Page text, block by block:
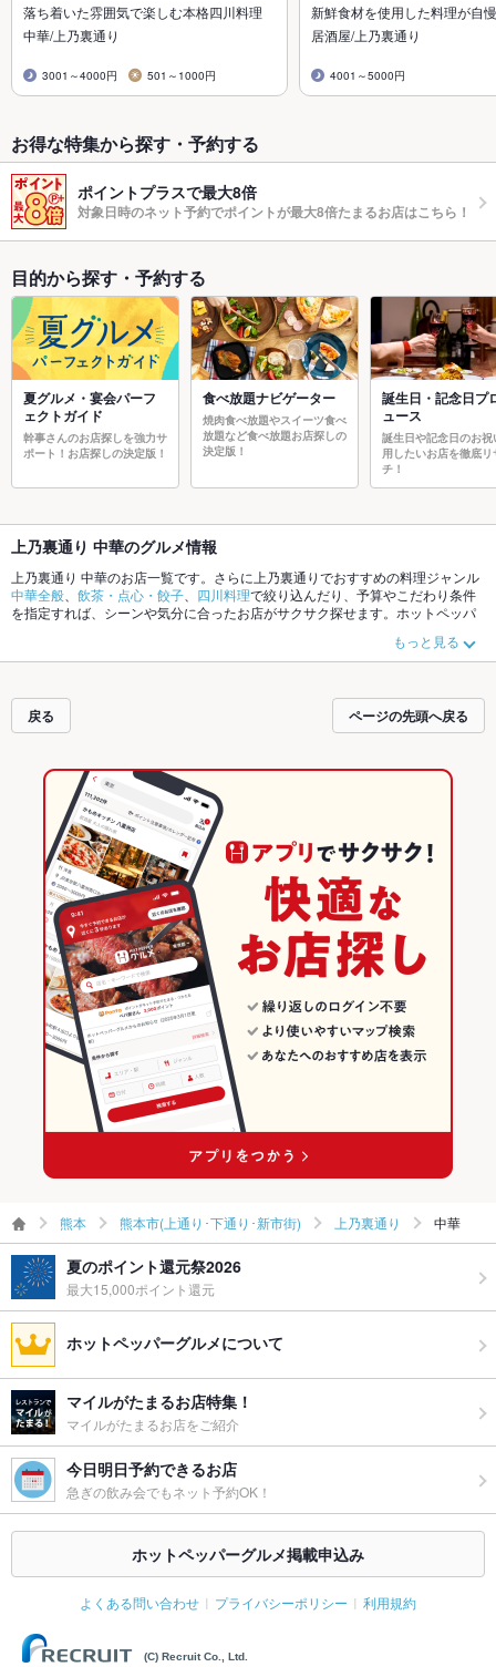
落ち着いた雰囲気で楽しむ本格四川料理
中華/上乃裏通り
3001～4000円 501～1000円
新鮮食材を使用した料理が自
居酒屋/上乃裏通り
4001～5000円
お得な特集から探す・予約する
ポイントプラスで最大8倍
対象日時のネット予約でポイントが最大8倍たまるお店はこちら！
目的から探す・予約する
夏グルメ・宴会パーフ
ェクトガイド
幹事さんのお店探しを強力サ
ポート！お店探しの決定版！
食べ放題ナビゲーター
焼肉食べ放題やスイーツ食べ
放題など食べ放題お店探しの
決定版！
誕生日・記念日プ
ュース
誕生日や記念日のお祝
用したいお店を徹底リ
チ！
上乃裏通り 中華のグルメ情報
上乃裏通り 中華のお店一覧です。さらに上乃裏通りでおすすめの料理ジャンル
中華全般
飲茶・点心・餃子 四川料理で絞り込んだり、予算やこだわり条件
を指定すれば、シーンや気分に合ったお店がサクサク探せます。ホットペッパ
め料理など、お店の最新情報をご紹介しているので安心！24時間使える簡単便
利なネット予約が使えるお店も拡大中です。友達どうしの飲み会にも、会社の
用ください。
もっと見る
戻る ページの先頭へ戻る
熊本 熊本市(上通り･下通り･新市街) 上乃裏通り 中華
夏のポイント還元祭2026
最大15,000ポイント還元
ホットペッパーグルメについて
マイルがたまるお店特集！
マイルがたまるお店をご紹介
今日明日予約できるお店
急ぎの飲み会でもネット予約OK！
ホットペッパーグルメ掲載申込み
よくある問い合わせ プライバシーポリシー 利用規約
(C) Recruit Co., Ltd.